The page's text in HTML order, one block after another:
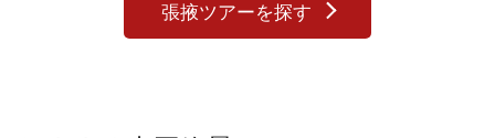
張掖ツアーを探す